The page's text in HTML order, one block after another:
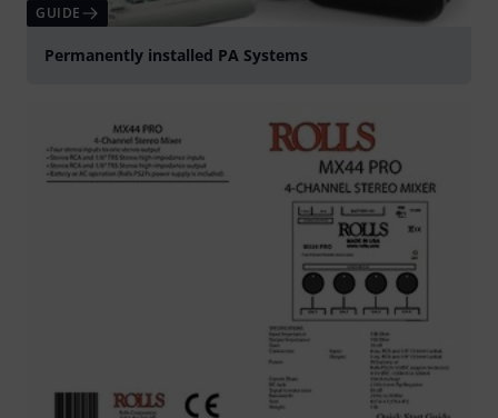
GUIDE
Permanently installed PA Systems